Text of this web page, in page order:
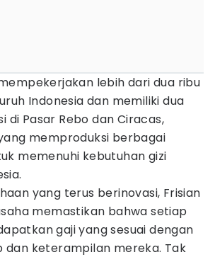
lebih dari dua ribu
Indonesia dan memiliki dua
di Pasar Rebo dan Ciracas,
memproduksi berbagai
memenuhi kebutuhan gizi
yang terus berinovasi, Frisian
memastikan bahwa setiap
gaji yang sesuai dengan
dan keterampilan mereka. Tak